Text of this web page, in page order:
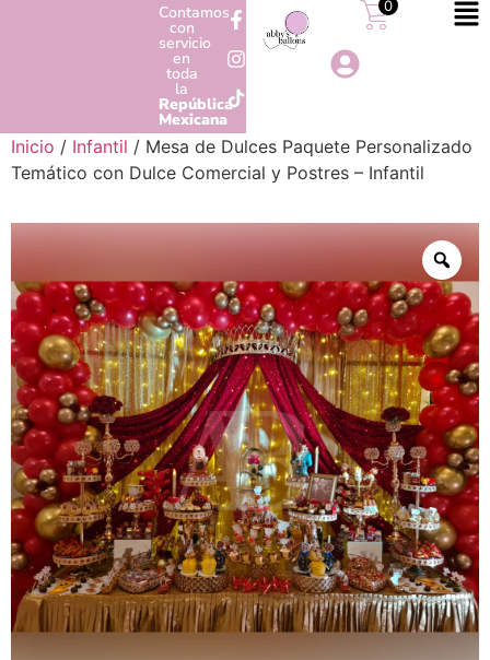
Contamos
con
servicio
en
toda
la
República
Mexicana
0
Inicio / Infantil / Mesa de Dulces Paquete Personalizado
Temático con Dulce Comercial y Postres – Infantil